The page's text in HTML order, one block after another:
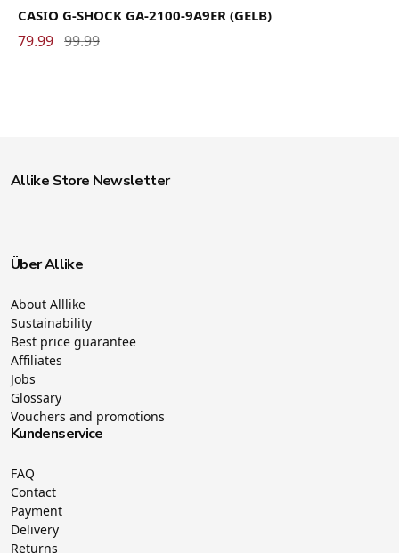
CASIO G-SHOCK GA-2100-9A9ER (GELB)
79.99 99.99
Allike Store Newsletter
Über Allike
About Alllike
Sustainability
Best price guarantee
Affiliates
Jobs
Glossary
Vouchers and promotions
Kundenservice
FAQ
Contact
Payment
Delivery
Returns